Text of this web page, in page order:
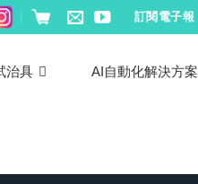
訂閱電子報
治具 AI自動化解決方案